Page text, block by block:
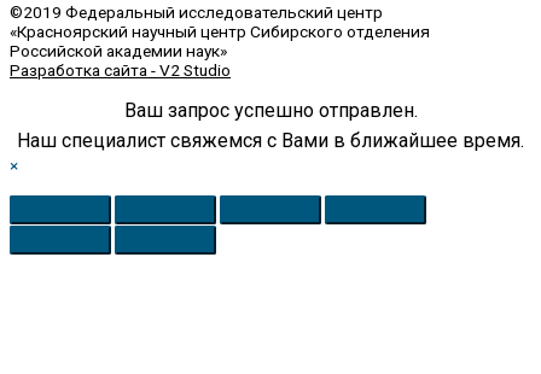
©2019 Федеральный исследовательский центр
«Красноярский научный центр Сибирского отделения
Российской академии наук»
Разработка сайта - V2 Studio
Ваш запрос успешно отправлен.
Наш специалист свяжемся с Вами в ближайшее время.
×